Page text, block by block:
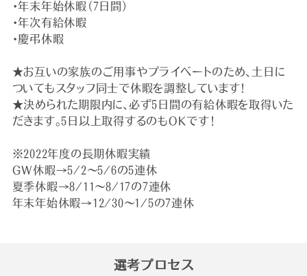
・年末年始休暇（7日間）
・年次有給休暇
・慶弔休暇
★お互いの家族のご用事やプライベートのため、土日に
ついてもスタッフ同士で休暇を調整しています！
★決められた期限内に、必ず5日間の有給休暇を取得いた
だきます。5日以上取得するのもOKです！
※2022年度の長期休暇実績
GW休暇→5/2～5/6の5連休
夏季休暇→8/11～8/17の7連休
年末年始休暇→12/30～1/5の7連休
選考プロセス